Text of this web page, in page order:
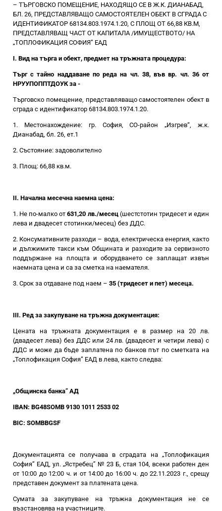
– ТЪРГОВСКО ПОМЕЩЕНИЕ, НАХОДЯЩО СЕ В Ж.К. ДИАНАБАД,
БЛ. 26, ПРЕДСТАВЛЯВАЩО САМОСТОЯТЕЛЕН ОБЕКТ В СГРАДА С
ИДЕНТИФИКАТОР 68134.803.1974.1.20, С ПЛОЩ ОТ 66,88 КВ.М,
ПРЕДСТАВЛЯВАЩ ЧАСТ ОТ КАПИТАЛА /ИМУЩЕСТВОТО/ НА
„ТОПЛОФИКАЦИЯ СОФИЯ” ЕАД
І. Вид на търга и обект, предмет на тръжната процедура:
Търг с тайно наддаване по реда на чл. 38, във вр. чл. 36 от
НРУУПОППТДОУК за -
Търговско помещение, представляващо самостоятелен обект в
сграда с идентификатор 68134.803.1974.1.20.
1. Местонахождение: гр. София,СО-район „Изгрев“, ж.к.
Дианабад, бл. 26, ет.1
2. Състояние: задоволително
3. Площ: 66,88 кв.м.
II. Начална месечна наемна цена:
1. Не по-малко от631,20 лв./месец(шестстотин тридесет и един
лева и двадесет стотинки/месец) без ДДС.
2. Консумативните разходи – вода, електрическа енергия, както
и дължимите такси към Общината и разходите за сервизното
поддържане на площта и оборудването се заплащат извън
наемната цена и са за сметка на наемателя.
3. Срок за отдаване под наем – 35 (тридесет и пет) месеца.
III. Ред за закупуване на тръжна документация:
Цената на тръжната документация е в размер на 20 лв.
(двадесет лева) без ДДС или 24 лв. (двадесет и четири лева) с
ДДС и може да бъде заплатена по банков път по сметката на
„Топлофикация София” ЕАД в лева, както следва:
„Общинска банка” АД
IBAN: BG48SOMB 9130 1011 2533 02
BIC: SOMBBGSF
Документацията се получава в сградата на „Топлофикация
София” ЕАД, ул. „Ястребец” № 23 Б, стая 104, всеки работен ден
от 10:00 до 12:00 ч. и от 14:00 до 16:00 ч. до 22.11.2023 г., срещу
представен документ за платената цена.
Сумата за закупуване на тръжна документация не се
възстановява на участниците.